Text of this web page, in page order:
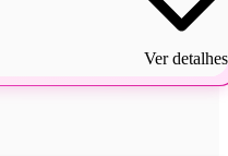
Ver detalhes